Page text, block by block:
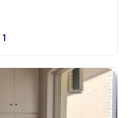
1